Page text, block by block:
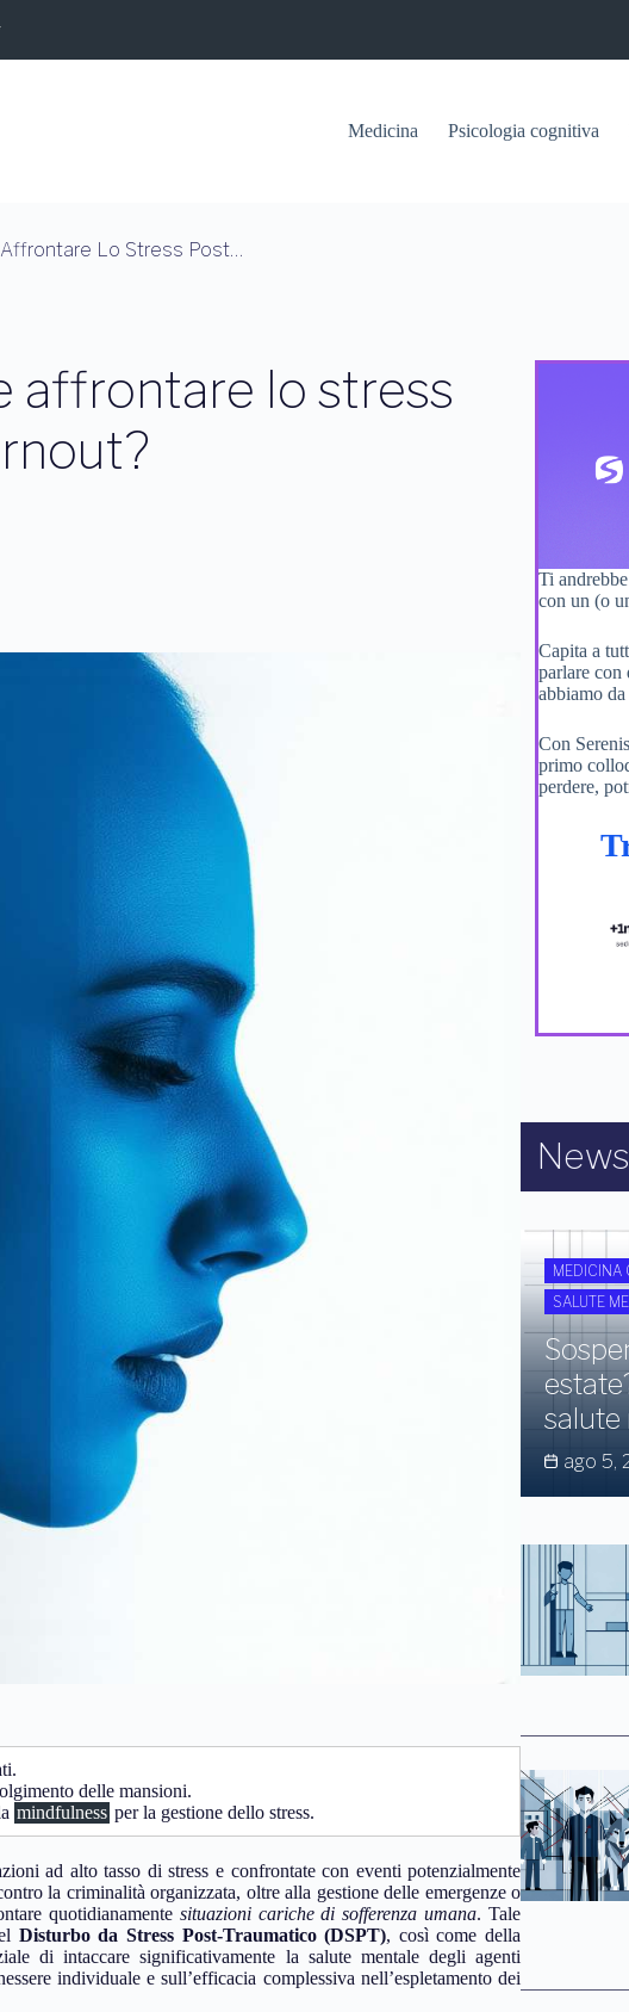
Medicina Psicologia cognitiva
Forze Dell’ordine: Come Affrontare Lo Stress Post-Traumatico E Il Burnout?
affrontare lo stress
delle mansioni.
mindfulness per la gestione dello stress.
ad alto tasso di stress e confrontate con eventi potenzialmente
la criminalità organizzata, oltre alla gestione delle emergenze o
quotidianamente situazioni cariche di sofferenza umana. Tale
Disturbo da Stress Post-Traumatico (DSPT), così come della
di intaccare significativamente la salute mentale degli agenti
individuale e sull’efficacia complessiva nell’espletamento dei
Ti
con un (o
Capita a
parlare con
abbiamo
Con
primo
perdere,
MEDICINA
SALUTE
salute
ago 5,